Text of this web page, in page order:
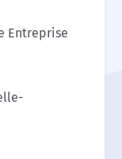
Entreprise